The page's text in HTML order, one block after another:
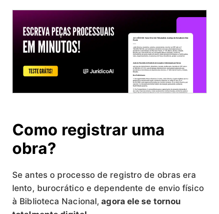
Como registrar uma
obra?
Se antes o processo de registro de obras era
lento, burocrático e dependente de envio físico
à Biblioteca Nacional, agora ele se tornou